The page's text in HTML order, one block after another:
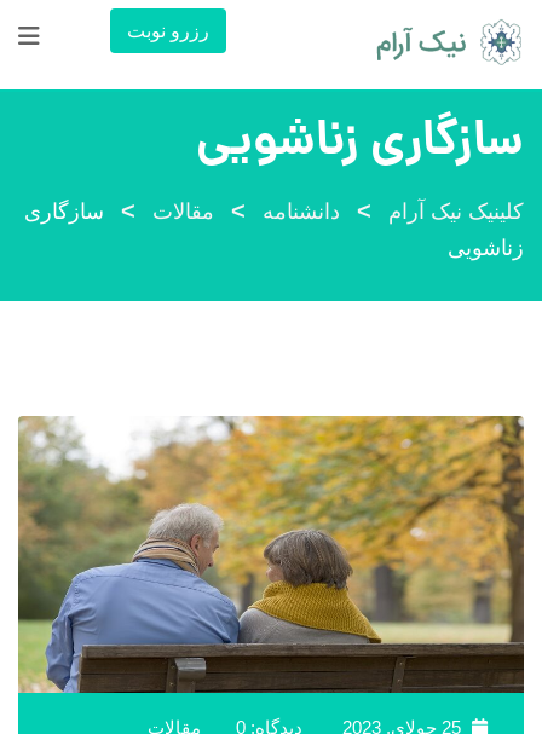
محتوا
رزرو نوبت
سازگاری زناشویی
کلینیک نیک آرام > دانشنامه > مقالات >
سازگاری
زناشویی
دیدگاه: 0 مقالات